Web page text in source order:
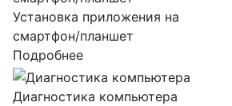
Установка приложения на
смартфон/планшет
Подробнее
Диагностика компьютера